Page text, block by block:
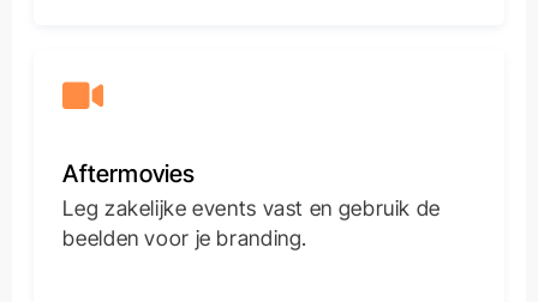
Aftermovies
Leg zakelijke events vast en gebruik de
beelden voor je branding.